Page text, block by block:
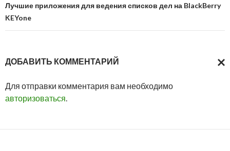
Лучшие приложения для ведения списков дел на BlackBerry
KEYone
ДОБАВИТЬ КОММЕНТАРИЙ
Для отправки комментария вам необходимо
авторизоваться